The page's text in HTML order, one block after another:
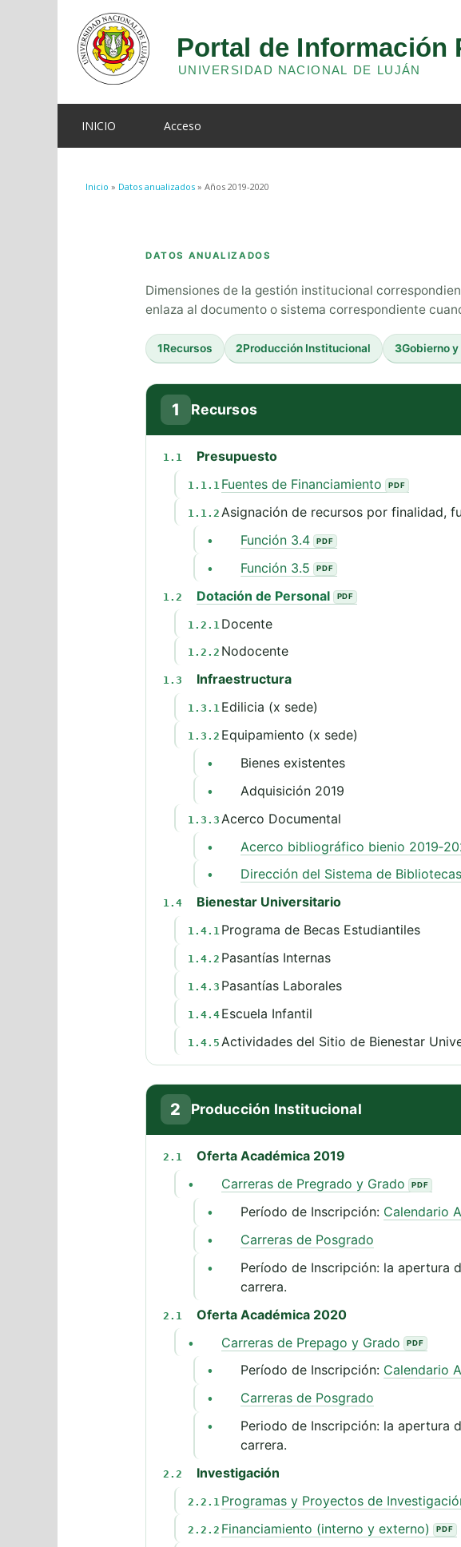
INICIO Acceso
Se encuentra usted aquí
Inicio » Datos anualizados » Años 2019-2020
DATOS ANUALIZADOS
Dimensiones de la gestión institucional
enlaza al documento o sistema correspondiente
1Recursos 2Producción Institucional 3Gobierno
1 Recursos
1.1 Presupuesto
1.1.1 Fuentes de Financiamiento
1.1.2 Asignación de recursos por finalidad,
• Función 3.4
• Función 3.5
1.2 Dotación de Personal
1.2.1 Docente
1.2.2 Nodocente
1.3 Infraestructura
1.3.1 Edilicia (x sede)
1.3.2 Equipamiento (x sede)
• Bienes existentes
• Adquisición 2019
1.3.3 Acerco Documental
• Acerco bibliográfico bienio
• Dirección del Sistema de
1.4 Bienestar Universitario
1.4.1 Programa de Becas Estudiantiles
1.4.2 Pasantías Internas
1.4.3 Pasantías Laborales
1.4.4 Escuela Infantil
1.4.5 Actividades del Sitio de Bienestar
2 Producción Institucional
2.1 Oferta Académica 2019
• Carreras de Pregrado y Grado
• Período de Inscripción: Calendario
• Carreras de Posgrado
•
Período de Inscripción: la apertura
carrera.
2.1 Oferta Académica 2020
• Carreras de Prepago y Grado
• Período de Inscripción: Calendario
• Carreras de Posgrado
•
Periodo de Inscripción: la apertura
carrera.
2.2 Investigación
2.2.1 Programas y Proyectos de
2.2.2 Financiamiento (interno y externo)